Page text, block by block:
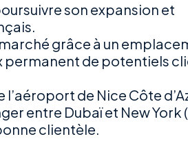
son expansion et
grâce à un
permanent de potentiels
de Nice Côte
entre Dubaï et New York
clientèle.